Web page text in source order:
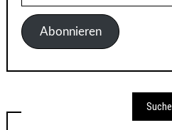
Mail-
AdresseAbonnieren
Suche